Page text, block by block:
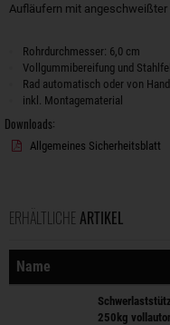
Aufläufern mit angeschweißter
Rohrdurchmesser: 6,0 cm
Vollgummibereifung und
Rad automatisch oder von
inkl. Montagematerial
Downloads:
Allgemeines Sicherheitsblatt
ERHÄLTLICHE ARTIKEL
Sortierung
Name
250kg